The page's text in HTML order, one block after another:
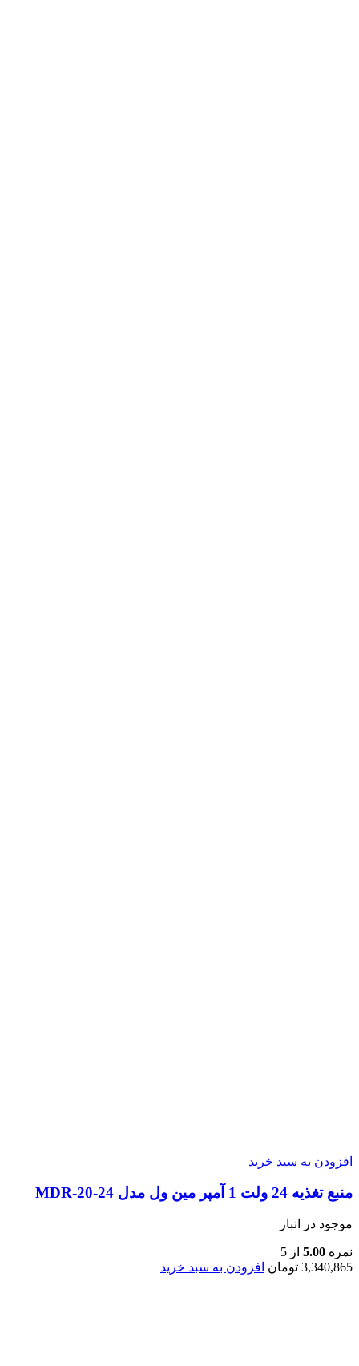
افزودن به سبد خرید
منبع تغذیه 24 ولت 1 آمپر مین ول مدل MDR-20-24
موجود در انبار
نمره 5.00 از 5
3,340,865 تومان افزودن به سبد خرید